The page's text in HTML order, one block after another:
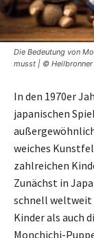
Die Bedeutung von
musst | © Heilbronner
In den 1970er
japanischen
weiches
zahlreichen
Zunächst in
schnell weltweit
Kinder als auch
Monchichi-